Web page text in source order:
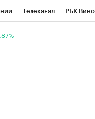
Телеканал РБК Вино
проекты